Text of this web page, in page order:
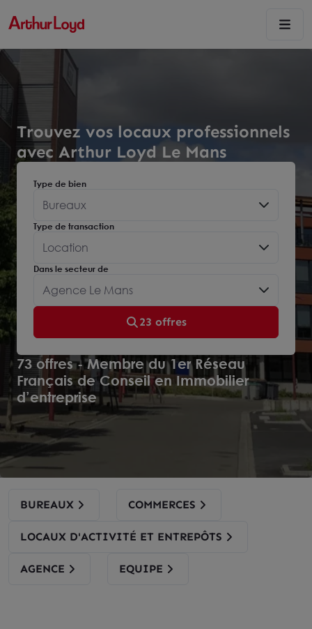
Trouvez vos locaux professionnels
avec Arthur Loyd Le Mans
Dans le secteur de
Agence Le Mans
Type de bien
Bureaux
Type de transaction
Location
23 offres
73 offres - Membre du 1er Réseau
Français de Conseil en Immobilier
d’entreprise
BUREAUX COMMERCES
LOCAUX D'ACTIVITÉ ET ENTREPÔTS
AGENCE EQUIPE